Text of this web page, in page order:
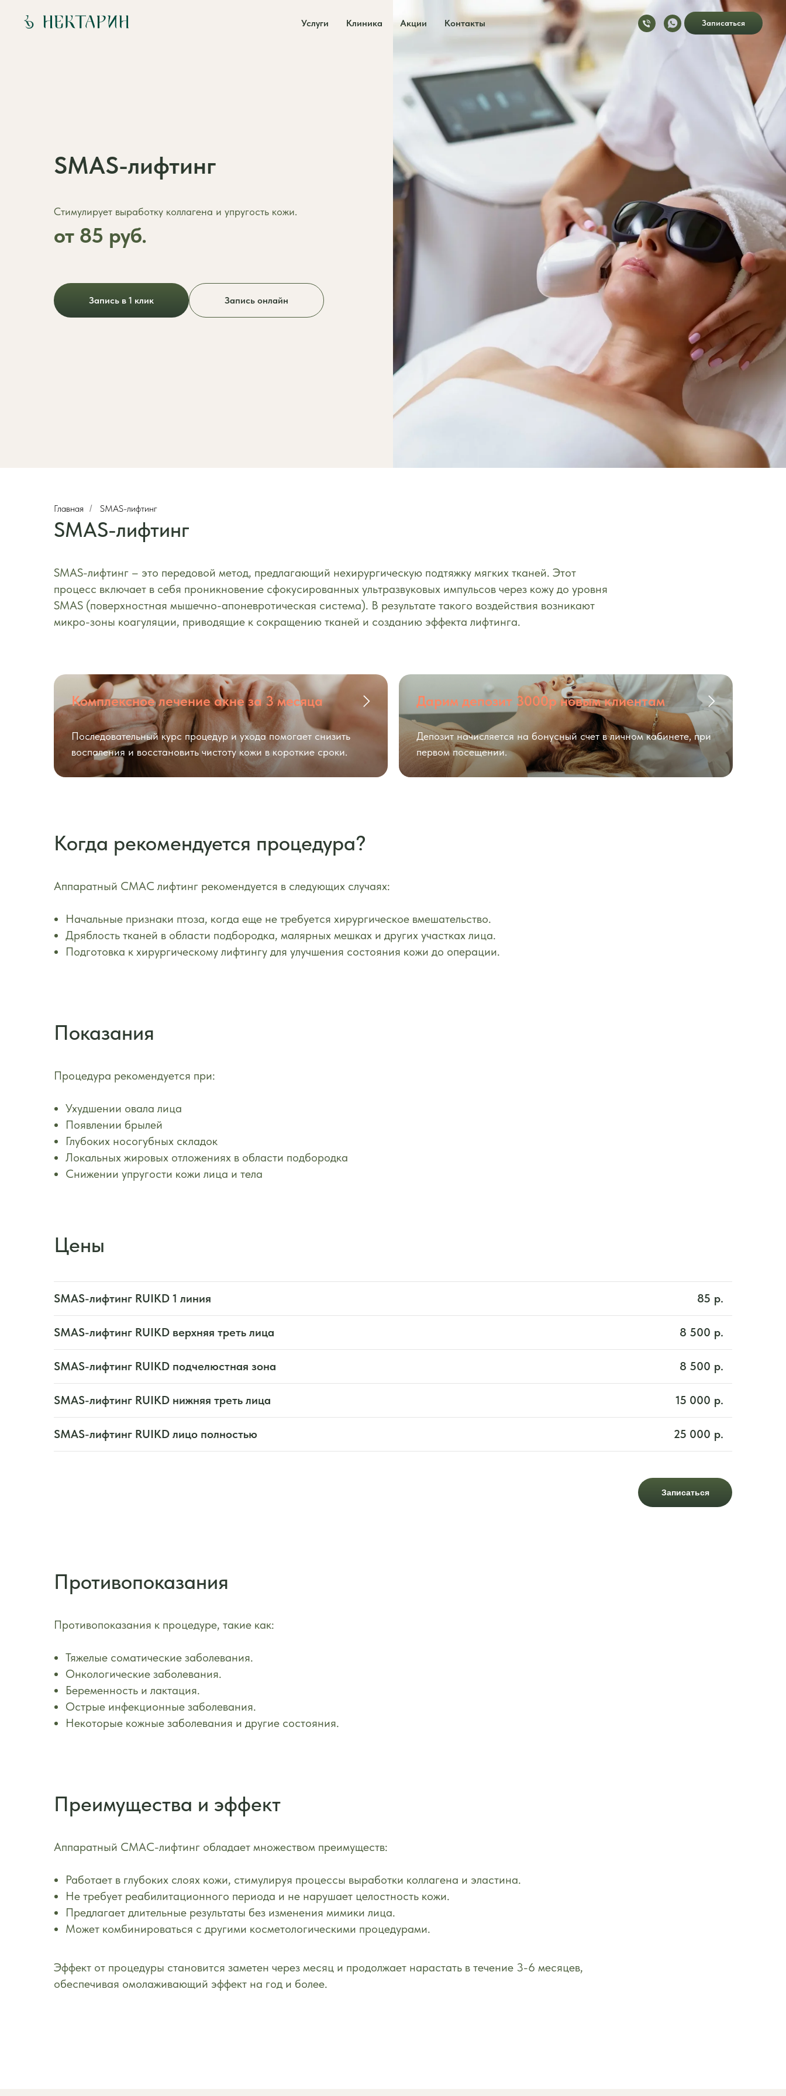
Услуги Клиника Акции Контакты Записаться
SMAS-лифтинг
Стимулирует выработку коллагена и упругость кожи.
от 85 руб.
Запись в 1 клик Запись онлайн
Главная / SMAS-лифтинг
SMAS-лифтинг
SMAS-лифтинг – это передовой метод, предлагающий нехирургическую подтяжку мягких тканей. Этот
процесс включает в себя проникновение сфокусированных ультразвуковых импульсов через кожу до уровня
SMAS (поверхностная мышечно-апоневротическая система). В результате такого воздействия возникают
микро-зоны коагуляции, приводящие к сокращению тканей и созданию эффекта лифтинга.
Комплексное лечение акне за 3 месяца
Последовательный курс процедур и ухода помогает снизить
воспаления и восстановить чистоту кожи в короткие сроки.
Дарим депозит 3000р новым клиентам
Депозит начисляется на бонусный счет в личном кабинете, при
первом посещении.
Когда рекомендуется процедура?
Аппаратный СМАС лифтинг рекомендуется в следующих случаях:
Начальные признаки птоза, когда еще не требуется хирургическое вмешательство.
Дряблость тканей в области подбородка, малярных мешках и других участках лица.
Подготовка к хирургическому лифтингу для улучшения состояния кожи до операции.
Показания
Процедура рекомендуется при:
Ухудшении овала лица
Появлении брылей
Глубоких носогубных складок
Локальных жировых отложениях в области подбородка
Снижении упругости кожи лица и тела
Цены
SMAS-лифтинг RUIKD 1 линия 85 р.
SMAS-лифтинг RUIKD верхняя треть лица 8 500 р.
SMAS-лифтинг RUIKD подчелюстная зона 8 500 р.
SMAS-лифтинг RUIKD нижняя треть лица 15 000 р.
SMAS-лифтинг RUIKD лицо полностью 25 000 р.
Записаться
Противопоказания
Противопоказания к процедуре, такие как:
Тяжелые соматические заболевания.
Онкологические заболевания.
Беременность и лактация.
Острые инфекционные заболевания.
Некоторые кожные заболевания и другие состояния.
Преимущества и эффект
Аппаратный СМАС-лифтинг обладает множеством преимуществ:
Работает в глубоких слоях кожи, стимулируя процессы выработки коллагена и эластина.
Не требует реабилитационного периода и не нарушает целостность кожи.
Предлагает длительные результаты без изменения мимики лица.
Может комбинироваться с другими косметологическими процедурами.
Эффект от процедуры становится заметен через месяц и продолжает нарастать в течение 3-6 месяцев,
обеспечивая омолаживающий эффект на год и более.